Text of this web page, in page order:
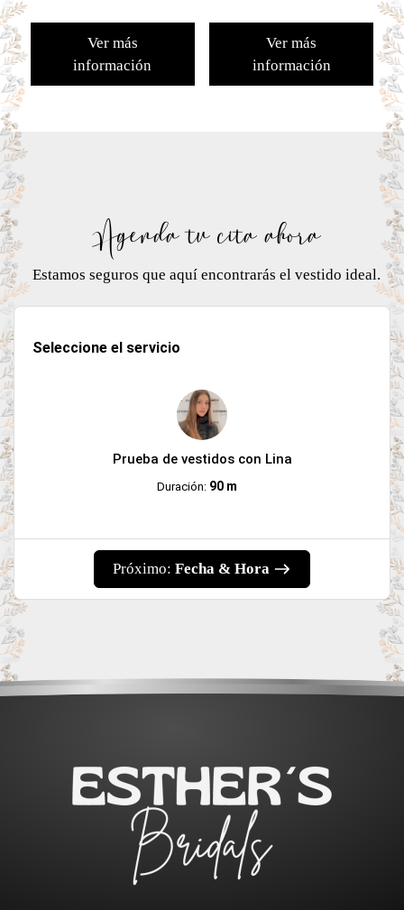
Ver más
información
Ver más
información
Agenda tu cita ahora
Estamos seguros que aquí encontrarás el vestido ideal.
Seleccione el servicio
Prueba de vestidos con Lina
Duración: 90 m
Próximo: Fecha & Hora